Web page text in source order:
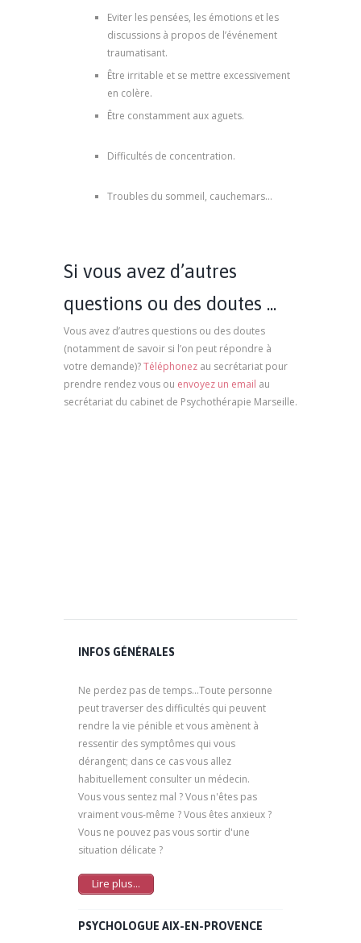
Eviter les pensées, les émotions et les
discussions à propos de l’événement
traumatisant.
Être irritable et se mettre excessivement
en colère.
Être constamment aux aguets.
Difficultés de concentration.
Troubles du sommeil, cauchemars…
Si vous avez d’autres
questions ou des doutes ...
Vous avez d’autres questions ou des doutes
(notamment de savoir si l’on peut répondre à
votre demande)?Téléphonez au secrétariat pour
prendre rendez vous ou envoyez un email au
secrétariat du cabinet de Psychothérapie Marseille.
INFOS GÉNÉRALES
Ne perdez pas de temps...Toute personne
peut traverser des difficultés qui peuvent
rendre la vie pénible et vous amènent à
ressentir des symptômes qui vous
dérangent; dans ce cas vous allez
habituellement consulter un médecin.
Vous vous sentez mal ? Vous n'êtes pas
vraiment vous-même ? Vous êtes anxieux ?
Vous ne pouvez pas vous sortir d'une
situation délicate ?
Lire plus...
PSYCHOLOGUE AIX-EN-PROVENCE